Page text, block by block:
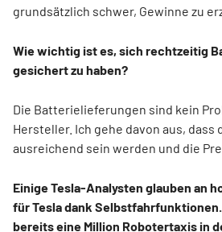
grundsätzlich schwer, Gewinne zu
Wie wichtig ist es, sich rechtzeitig
gesichert zu haben?
Die Batterielieferungen sind kein
Hersteller. Ich gehe davon aus, dass
ausreichend sein werden und die
Einige Tesla-Analysten glauben an
für Tesla dank
bereits eine Million Robotertaxis in